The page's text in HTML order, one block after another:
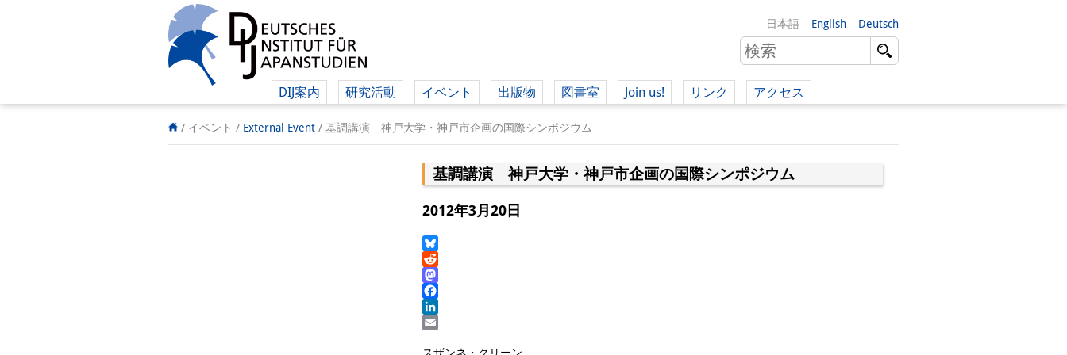
日本語 English Deutsch
DIJ案内 研究活動 イベント 出版物 図書室 Join us!
（英語）
（ドイツ語）
リンク アクセス
/ イベント / External Event / 基調講演 神戸大学・神戸市企画の国際シンポジウム
基調講演 神戸大学・神戸市企画の国際シンポジウム
2012年3月20日
Bluesky
Reddit
Mastodon
Facebook
LinkedIn
スザンネ・クリーン